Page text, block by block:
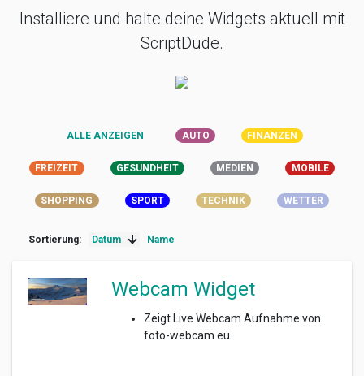
Installiere und halte deine Widgets aktuell mit
ScriptDude.
ALLE ANZEIGEN AUTO FINANZEN
FREIZEIT GESUNDHEIT MEDIEN MOBILE
SHOPPING SPORT TECHNIK WETTER
Sortierung: Datum Name
Webcam Widget
Zeigt Live Webcam Aufnahme von
foto-webcam.eu